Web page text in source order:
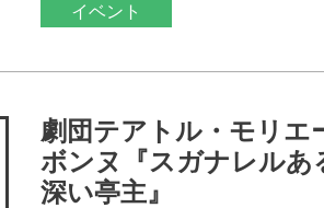
イベント
劇団テアトル・モリエ
ボンヌ『スガナレルあ
深い亭主』